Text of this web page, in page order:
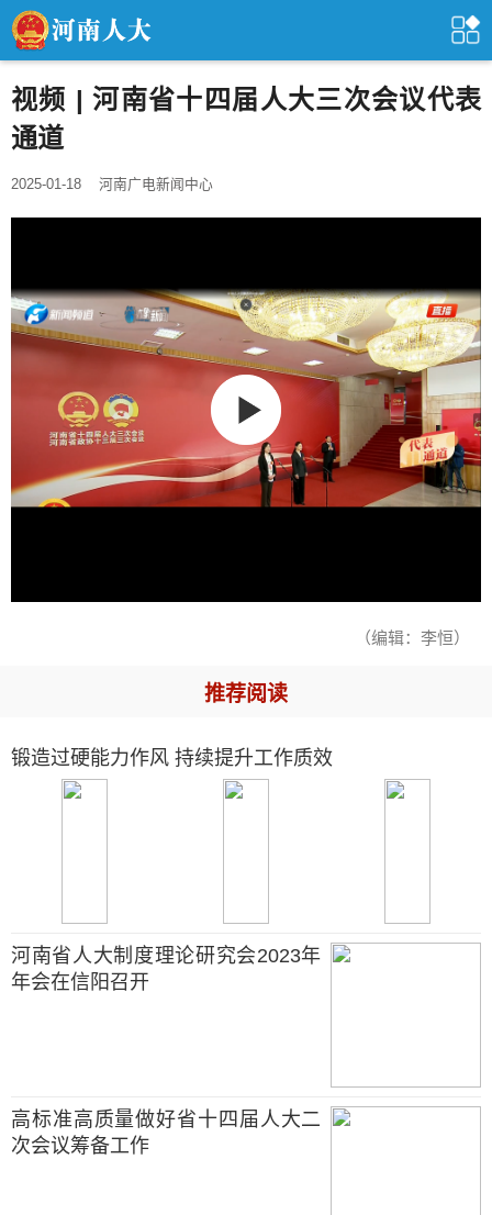
视频 | 河南省十四届人大三次会议代表
通道
2025-01-18 河南广电新闻中心
（编辑：李恒）
推荐阅读
锻造过硬能力作风 持续提升工作质效
河南省人大制度理论研究会2023年
年会在信阳召开
高标准高质量做好省十四届人大二
次会议筹备工作